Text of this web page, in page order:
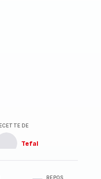
DE
Tefal
REPOS